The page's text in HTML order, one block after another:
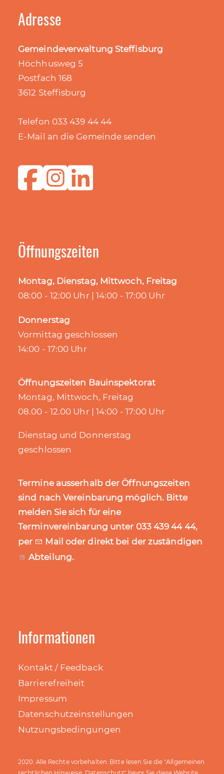
Adresse
Gemeindeverwaltung Steffisburg
Höchhusweg 5
Postfach 168
3612 Steffisburg
Telefon 033 439 44 44
E-Mail an die Gemeinde senden
Öffnungszeiten
Montag, Dienstag, Mittwoch, Freitag
08:00 - 12:00 Uhr | 14:00 - 17:00 Uhr
Donnerstag
Vormittag geschlossen
14:00 - 17:00 Uhr
Öffnungszeiten Bauinspektorat
Montag, Mittwoch, Freitag
08.00 - 12.00 Uhr | 14:00 - 17:00 Uhr
Dienstag und Donnerstag
geschlossen
Termine ausserhalb der Öffnungszeiten
sind nach Vereinbarung möglich. Bitte
melden Sie sich für eine
Terminvereinbarung unter 033 439 44 44,
per
Mail oder direkt bei der zuständigen
Abteilung.
Informationen
Kontakt / Feedback
Barrierefreiheit
Impressum
Datenschutzeinstellungen
Nutzungsbedingungen
2020. Alle Rechte vorbehalten. Bitte lesen Sie die "Allgemeinen